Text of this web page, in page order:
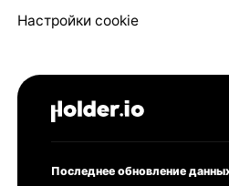
Настройки cookie
Последнее обновление